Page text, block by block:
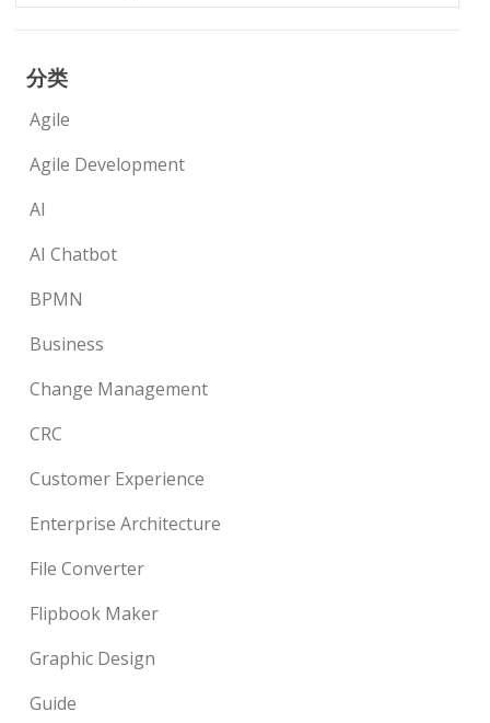
分类
Agile
Agile Development
AI
AI Chatbot
BPMN
Business
Change Management
CRC
Customer Experience
Enterprise Architecture
File Converter
Flipbook Maker
Graphic Design
Guide